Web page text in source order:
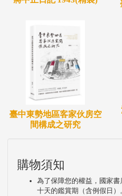
員認定是參加不法組織；與
共黨思想、吸收成員；就在
匪不報」、「窩藏匪諜」等
多人只是和藍明谷、鍾國輝
前說過話或是接觸過的人，
為有參加叛亂組織或外圍組
織來治罪。
臺中東勢地區客家伙房空
間構成之研究
購物須知
為了保障您的權益，國家
十天的鑑賞期（含例假日